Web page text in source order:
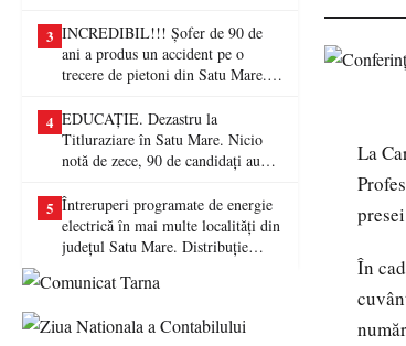
3 INCREDIBIL!!! Șofer de 90 de
ani a produs un accident pe o
trecere de pietoni din Satu Mare. O
4 EDUCAȚIE. Dezastru la
Titluraziare în Satu Mare. Nicio
notă de zece, 90 de candidați au
5 Întreruperi programate de energie
electrică în mai multe localități din
județul Satu Mare. Distribuție
lucrări la rețea
La
În